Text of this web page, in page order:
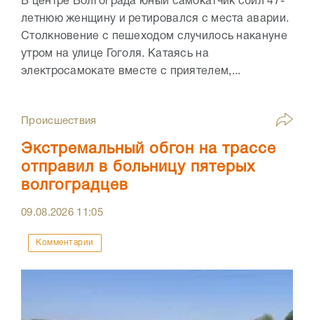
летнюю женщину и ретировался с места аварии.
Столкновение с пешеходом случилось накануне
утром на улице Гоголя. Катаясь на
электросамокате вместе с приятелем,...
Происшествия
Экстремальный обгон на трассе
отправил в больницу пятерых
волгоградцев
09.08.2026 11:05
Комментарии